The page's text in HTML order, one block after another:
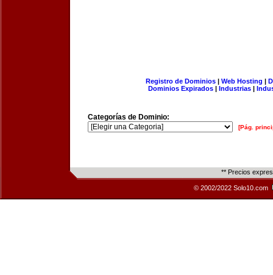
Registro de Dominios| Web Hosting |
Dominios Expirados | Industrias |
Categorías de Dominio:
[Pág.
** Precios
© 2002/2022 Solo10.com